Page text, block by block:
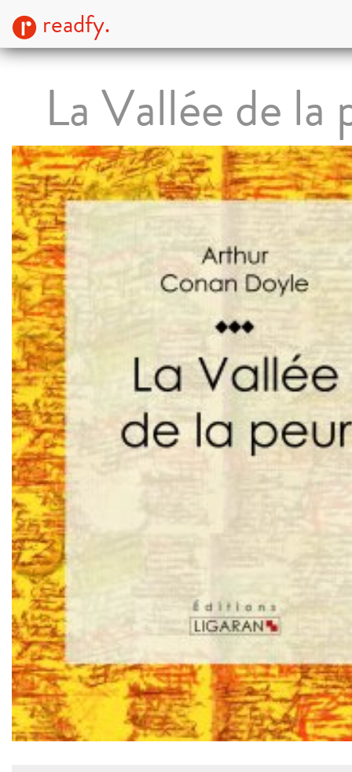
readfy.
La Vallée de la